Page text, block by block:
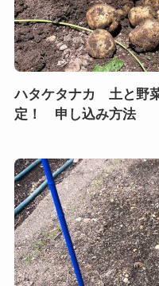
ハタケタナカ 土と野
定！ 申し込み方法